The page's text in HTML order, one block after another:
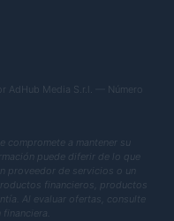
AdHub Media S.r.l. — Número
compromete a mantener su
puede diferir de lo que
proveedor de servicios o un
financieros, productos
Al evaluar ofertas, consulte